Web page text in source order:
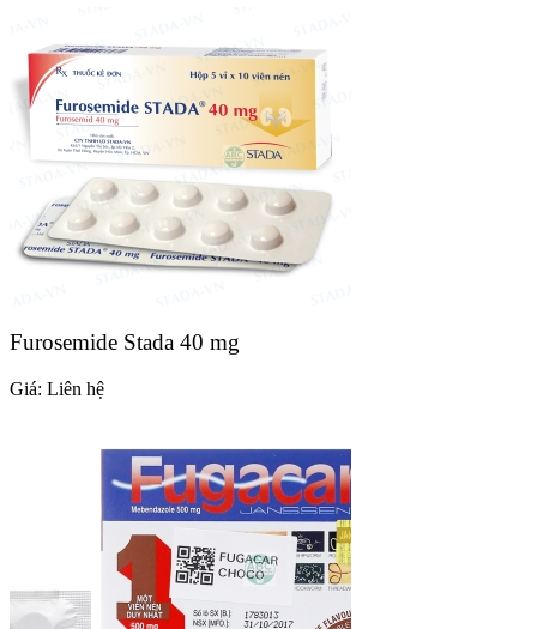
Furosemide Stada 40 mg
Giá: Liên hệ